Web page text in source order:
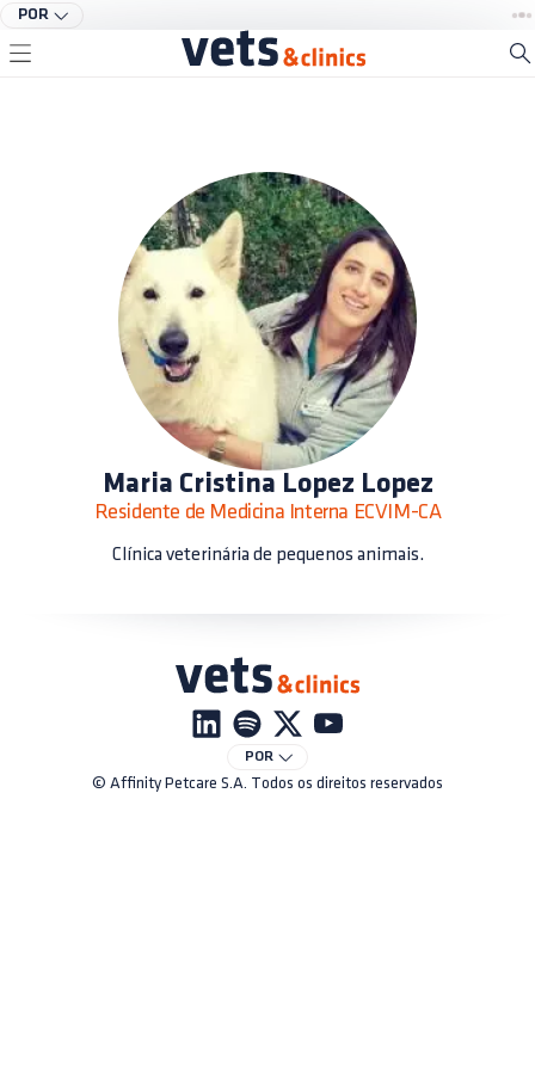
POR
Maria Cristina Lopez Lopez
Residente de Medicina Interna ECVIM-CA
Clínica veterinária de pequenos animais.
POR
© Affinity Petcare S.A. Todos os direitos reservados